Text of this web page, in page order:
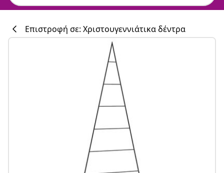
Επιστροφή σε: Χριστουγεννιάτικα δέντρα